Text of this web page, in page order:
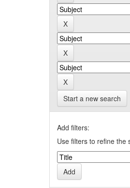
Start a new search
Add filters:
Use filters to refine the